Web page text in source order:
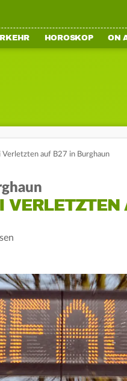
HOROSKOP ON
auf B27 in Burghaun
VERLETZTEN